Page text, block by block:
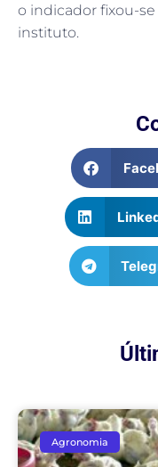
o indicador fixou-se
instituto.
Agronomia